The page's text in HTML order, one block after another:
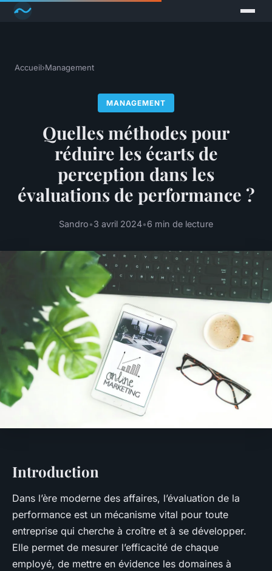
Accueil›Management
MANAGEMENT
Quelles méthodes pour
réduire les écarts de
perception dans les
évaluations de performance ?
Sandro•3 avril 2024•6 min de lecture
Introduction
Dans l’ère moderne des affaires, l’évaluation de la
performance est un mécanisme vital pour toute
entreprise qui cherche à croître et à se développer.
Elle permet de mesurer l’efficacité de chaque
employé, de mettre en évidence les domaines à